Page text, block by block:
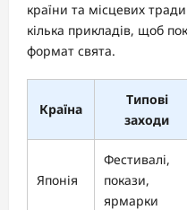
країни та місцевих
кілька прикладів, щоб
формат свята.
Країна
Типові
заходи
Японія
Фестивалі,
покази,
ярмарки